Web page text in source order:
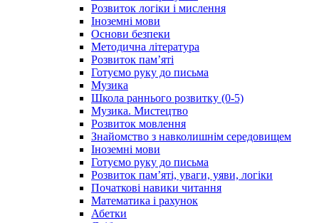
Розвиток логіки і мислення
Іноземні мови
Основи безпеки
Методична література
Розвиток пам’яті
Готуємо руку до письма
Музика
Школа раннього розвитку (0-5)
Музика. Мистецтво
Розвиток мовлення
Знайомство з навколишнім середовищем
Іноземні мови
Готуємо руку до письма
Розвиток пам’яті, уваги, уяви, логіки
Початкові навики читання
Математика і рахунок
Абетки